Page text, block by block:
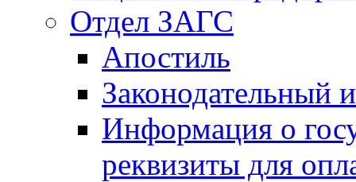
Отдел ЗАГС
Апостиль
Законодательный
Информация о
реквизиты для